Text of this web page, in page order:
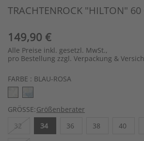
TRACHTENROCK "HILTON" 60
149,90 €
Alle Preise inkl. gesetzl. MwSt.,
pro Bestellung zzgl. Verpackung &
FARBE : BLAU-ROSA
GRÖSSE:Größenberater
32
34 36 38 40